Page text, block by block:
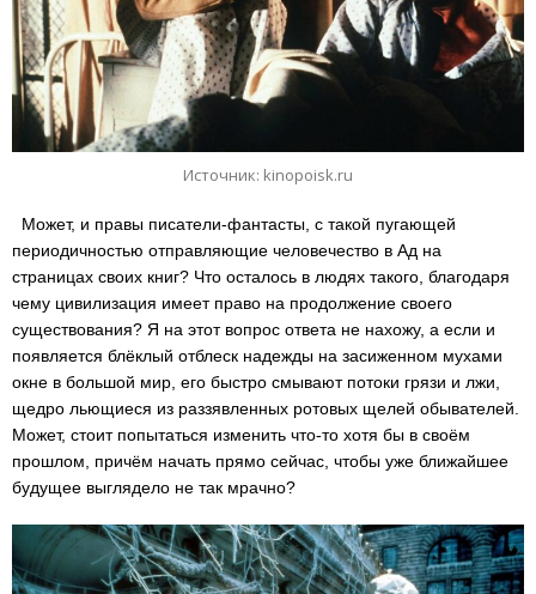
Источник: kinopoisk.ru
Может, и правы писатели-фантасты, с такой пугающей
периодичностью отправляющие человечество в Ад на
страницах своих книг? Что осталось в людях такого, благодаря
чему цивилизация имеет право на продолжение своего
существования? Я на этот вопрос ответа не нахожу, а если и
появляется блёклый отблеск надежды на засиженном мухами
окне в большой мир, его быстро смывают потоки грязи и лжи,
щедро льющиеся из раззявленных ротовых щелей обывателей.
Может, стоит попытаться изменить что-то хотя бы в своём
прошлом, причём начать прямо сейчас, чтобы уже ближайшее
будущее выглядело не так мрачно?